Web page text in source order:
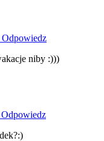
Odpowiedz
niby :)))